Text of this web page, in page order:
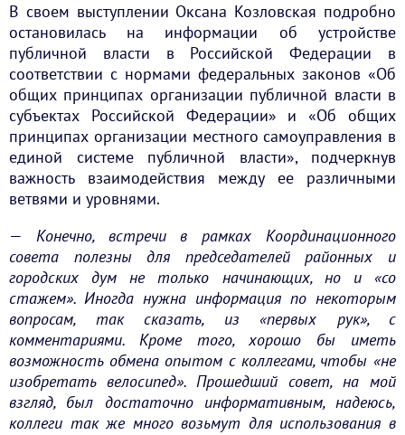
В своем выступлении Оксана Козловская подробно
остановилась на информации об устройстве
публичной власти в Российской Федерации в
соответствии с нормами федеральных законов «Об
общих принципах организации публичной власти в
субъектах Российской Федерации» и «Об общих
принципах организации местного самоуправления в
единой системе публичной власти», подчеркнув
важность взаимодействия между ее различными
ветвями и уровнями.
— Конечно, встречи в рамках Координационного
совета полезны для председателей районных и
городских дум не только начинающих, но и «со
стажем». Иногда нужна информация по некоторым
вопросам, так сказать, из «первых рук», с
комментариями. Кроме того, хорошо бы иметь
возможность обмена опытом с коллегами, чтобы «не
изобретать велосипед». Прошедший совет, на мой
взгляд, был достаточно информативным, надеюсь,
коллеги так же много возьмут для использования в